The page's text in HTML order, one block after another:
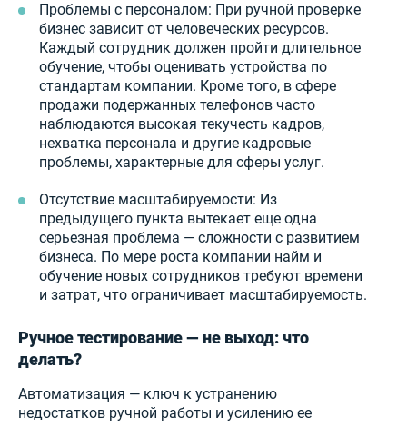
Проблемы с персоналом: При ручной проверке
бизнес зависит от человеческих ресурсов.
Каждый сотрудник должен пройти длительное
обучение, чтобы оценивать устройства по
стандартам компании. Кроме того, в сфере
продажи подержанных телефонов часто
наблюдаются высокая текучесть кадров,
нехватка персонала и другие кадровые
проблемы, характерные для сферы услуг.
Отсутствие масштабируемости: Из
предыдущего пункта вытекает еще одна
серьезная проблема — сложности с развитием
бизнеса. По мере роста компании найм и
обучение новых сотрудников требуют времени
и затрат, что ограничивает масштабируемость.
Ручное тестирование — не выход: что
делать?
Автоматизация — ключ к устранению
недостатков ручной работы и усилению ее